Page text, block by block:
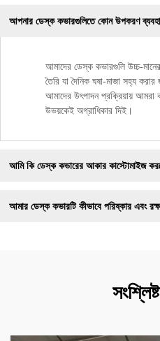
আপনার ডেস্ক কভারগুলিতে কোন উপকরণ
আমাদের ডেস্ক কভারগুলি উচ্চ-
তৈরি যা দৈনিক ঘষা-মাজা সহ্য
আমাদের উৎপাদন প্রক্রিয়ায় আমরা
উভয়কেই অগ্রাধিকার দিই।
আমি কি ডেস্ক কভারের আকার কাস্টোমাইজ
আমার ডেস্ক কভারটি কীভাবে পরিষ্কার এবং